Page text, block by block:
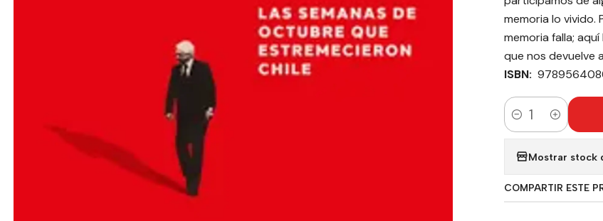
memoria lo vivido.
memoria falla;
que nos devuelve
ISBN:
Cantidad
Mostrar stock
COMPARTIR ESTE